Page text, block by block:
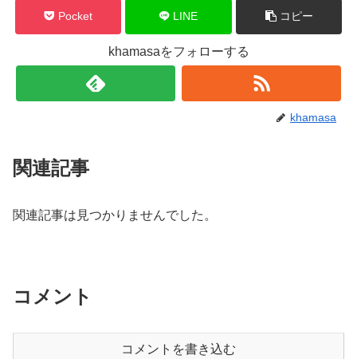
Pocket LINE コピー
khamasaをフォローする
khamasa
関連記事
関連記事は見つかりませんでした。
コメント
コメントを書き込む